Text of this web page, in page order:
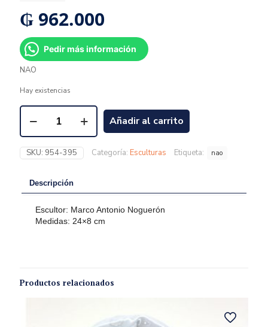
₲ 962.000
Pedir más información
NAO
Hay existencias
Añadir al carrito
SKU: 954-395 Categoría: Esculturas Etiqueta: nao
Descripción
Escultor: Marco Antonio Noguerón
Medidas: 24×8 cm
Productos relacionados